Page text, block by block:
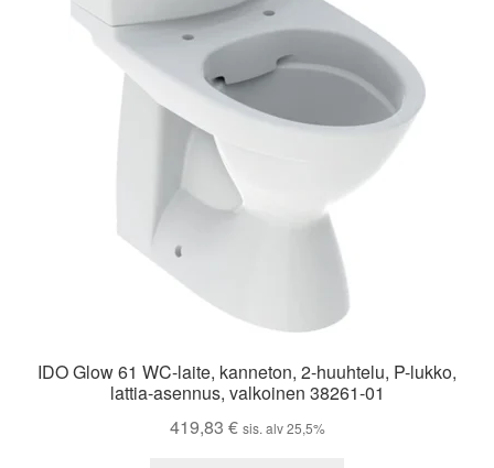
IDO Glow 61 WC-laite, kanneton, 2-huuhtelu, P-lukko,
lattia-asennus, valkoinen 38261-01
419,83 € sis. alv 25,5%